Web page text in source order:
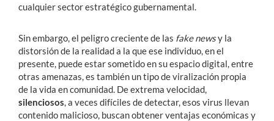
cualquier sector estratégico gubernamental.
Sin embargo, el peligro creciente de las fake newsy la
distorsión de la realidad a la que ese individuo, en el
presente, puede estar sometido en su espacio digital, entre
otras amenazas, es también un tipo de viralización propia
de la vida en comunidad. De extrema velocidad,
silenciosos, a veces difíciles de detectar, esos virus llevan
contenido malicioso, buscan obtener ventajas económicas y